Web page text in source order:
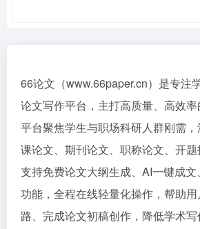
66论文（www.66paper.cn）是专注
论文写作平台，主打高质量、高效率
平台聚焦学生与职场科研人群刚需
课论文、期刊论文、职称论文、开题
支持免费论文大纲生成、AI一键成
功能，全程在线轻量化操作，帮助
路、完成论文初稿创作，降低学术